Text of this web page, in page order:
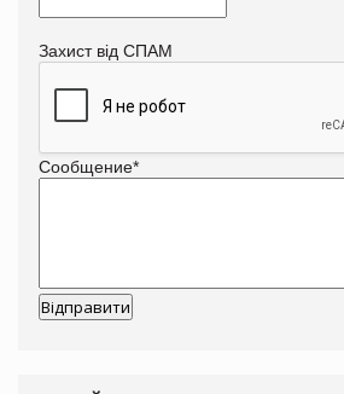
Захист від СПАМ
Сообщение*